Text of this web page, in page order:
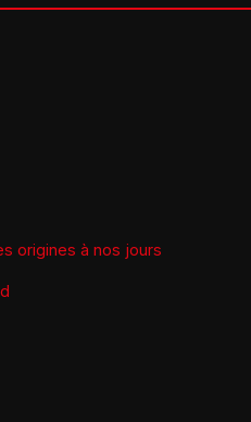
origines à nos jours